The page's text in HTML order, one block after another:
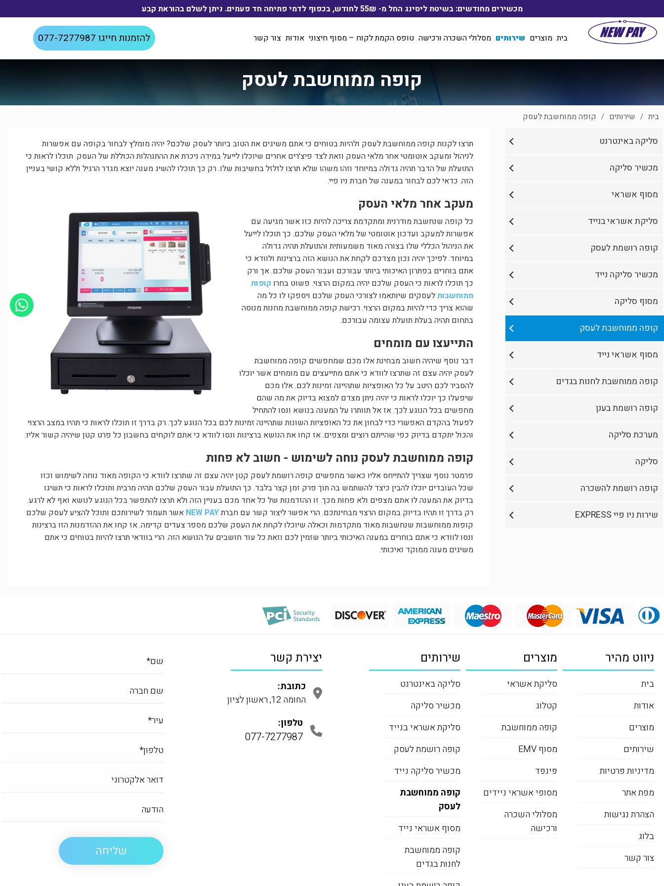
מכשירים מחודשים: בשיטת ליסינג החל מ- 55₪ לחודש, בכפוף לדמי פתיחה חד פעמים. ניתן לשלם בהוראת קבע
בית מוצרים שירותים מסלולי השכרה ורכישה טופס הקמת לקוח – מסוף חיצוני אודות צור קשר להזמנות חייגו 077-7277987
קופה ממוחשבת לעסק
בית / שירותים / קופה ממוחשבת לעסק
סליקה באינטרנט
מכשיר סליקה
מסוף אשראי
סליקת אשראי בנייד
קופה רושמת לעסק
מכשיר סליקה נייד
מסוף סליקה
קופה ממוחשבת לעסק
מסוף אשראי נייד
קופה ממוחשבת לחנות בגדים
קופה רושמת בענן
מערכת סליקה
סליקה
קופה רושמת להשכרה
שירות ניו פיי EXPRESS
תרצו לקנות קופה ממוחשבת לעסק ולהיות בטוחים כי אתם משיגים את הטוב ביותר לעסק שלכם? יהיה מומלץ לבחור בקופה עם אפשרות
לניהול ומעקב אוטומטי אחר מלאי העסק וזאת לצד פיצ׳רים אחרים שיוכלו לייעל במידה ניכרת את ההתנהלות הכוללת של העסק. תוכלו לראות כי
התועלת של הדבר תהיה גדולה במיוחד וזהו משהו שלא תרצו לזלזל בחשיבות שלו. רק כך תוכלו להשיג מענה יוצא מגדר הרגיל וללא קושי בעניין
הזה. כדאי לכם לבחור במענה של חברת ניו פיי.
מעקב אחר מלאי העסק
כל קופה שנחשבת מודרנית ומתקדמת צריכה להיות כזו אשר מגיעה עם
אפשרות למעקב ועדכון אוטומטי של מלאי העסק שלכם. כך תוכלו לייעל
את הניהול הכללי שלו בצורה מאוד משמעותית והתועלת תהיה גדולה
במיוחד. לפיכך יהיה נכון מצדכם לקחת את הנושא הזה ברצינות ולוודא כי
אתם בוחרים בפתרון האיכותי ביותר עבורכם ועבור העסק שלכם. אך ורק
כך תוכלו לראות כי העסק שלכם יהיה במקום הרצוי. פשוט בחרו קופות
ממוחשבותלעסקים שיותאמו לצורכי העסק שלכם ויספקו לו כל מה
שהוא צריך כדי להיות במקום הרצוי. רכישת קופה ממוחשבת מחנות מנוסה
בתחום תהיה בעלת תועלת עצומה עבורכם.
התייעצו עם מומחים
דבר נוסף שיהיה חשוב מבחינת אלו מכם שמחפשים קופה ממוחשבת
לעסק יהיה עצם זה שתרצו לוודא כי אתם מתייעצים עם מומחים אשר יוכלו
להסביר לכם היטב על כל האופציות שתהיינה זמינות לכם. אלו מכם
שיפעלו כך יוכלו לראות כי יהיה ניתן מצדם למצוא בדיוק את מה שהם
מחפשים בכל הנוגע לכך. אז אל תוותרו על המענה בנושא ונסו להתחיל
לפעול בהקדם האפשרי כדי לבחון את כל האופציות השונות שתהיינה זמינות לכם בכל הנוגע לכך. רק בדרך זו תוכלו לראות כי תהיו במצב הרצוי
והכול יתקדם בדיוק כפי שהייתם רוצים ומצפים. אז קחו את הנושא ברצינות ונסו לוודא כי אתם לוקחים בחשבון כל פרט קטן שיהיה קשור אליו.
קופה ממוחשבת לעסק נוחה לשימוש - חשוב לא פחות
פרמטר נוסף שצריך להתייחס אליו כאשר מחפשים קופה רושמת לעסק קטן יהיה עצם זה שתרצו לוודא כי הקופה מאוד נוחה לשימוש וכזו
שכל העובדים יוכלו להבין כיצד להשתמש בה תוך פרק זמן קצר בלבד. כך התועלת עבור העסק שלכם תהיה מרבית ותוכלו לראות כי תשיגו
בדיוק את המענה לו אתם מצפים ולא פחות מכך. זו ההזדמנות של כל אחד מכם בעניין הזה ולא תרצו להתפשר בכל הנוגע לנושא ואף לא לרגע.
רק בדרך זו תהיו בדיוק במקום הרצוי מבחינתכם. הרי אפשר ליצור קשר עם חברתNEW PAY אשר תעמוד לשירותכם ותוכל להציע לעסק שלכם
קופות ממוחשבות שנחשבות מאוד מתקדמות וכאלה שיוכלו לקחת את העסק שלכם מספר צעדים קדימה. אז קחו את ההזדמנות הזו ברצינות
ונסו לוודא כי אתם בוחרים במענה האיכותי ביותר שזמין לכם וזאת כל עוד חושבים על הנושא הזה. הרי בוודאי תרצו להיות בטוחים כי אתם
משיגים מענה ממוקד ואיכותי.
ניווט מהיר
בית
אודות
מוצרים
שירותים
מדיניות פרטיות
מפת אתר
הצהרת נגישות
בלוג
צור קשר
מוצרים
סליקת אשראי
קטלוג
קופה ממוחשבת
מסוף EMV
פינפד
מסופי אשראי ניידים
מסלולי השכרה
ורכישה
שירותים
סליקה באינטרנט
מכשיר סליקה
סליקת אשראי בנייד
קופה רושמת לעסק
מכשיר סליקה נייד
קופה ממוחשבת
לעסק
מסוף אשראי נייד
קופה ממוחשבת
לחנות בגדים
יצירת קשר
כתובת:
החומה 12, ראשון לציון
טלפון:
077-7277987